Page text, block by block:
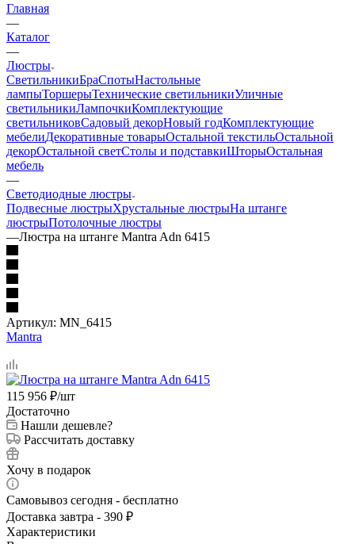
Главная
—
Каталог
—
Люстры
СветильникиБраСпотыНастольные
лампыТоршерыТехнические светильникиУличные
светильникиЛампочкиКомплектующие
светильниковСадовый декорНовый годКомплектующие
мебелиДекоративные товарыОстальной текстильОстальной
декорОстальной светСтолы и подставкиШторыОстальная
мебель
—
Светодиодные люстры
Подвесные люстрыХрустальные люстрыНа штанге
люстрыПотолочные люстры
—Люстра на штанге Mantra Adn 6415
Артикул: MN_6415
Mantra
115 956 ₽/шт
Достаточно
Нашли дешевле?
Рассчитать доставку
Хочу в подарок
Самовывоз сегодня - бесплатно
Доставка завтра - 390 ₽
Характеристики